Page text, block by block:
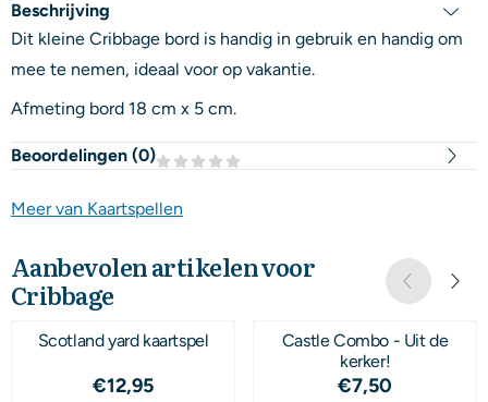
Beschrijving
Dit kleine Cribbage bord is handig in gebruik en handig om
mee te nemen, ideaal voor op vakantie.
Afmeting bord 18 cm x 5 cm.
Beoordelingen (0)
Meer van Kaartspellen
Aanbevolen artikelen voor
Cribbage
Scotland yard kaartspel
Prijs: 12,95
€12,95
Castle Combo - Uit de
kerker!
Prijs: 7,50
€7,50